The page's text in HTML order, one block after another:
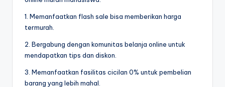
1. Memanfaatkan flash sale bisa memberikan harga
termurah.
2. Bergabung dengan komunitas belanja online untuk
mendapatkan tips dan diskon.
3. Memanfaatkan fasilitas cicilan 0% untuk pembelian
barang yang lebih mahal.